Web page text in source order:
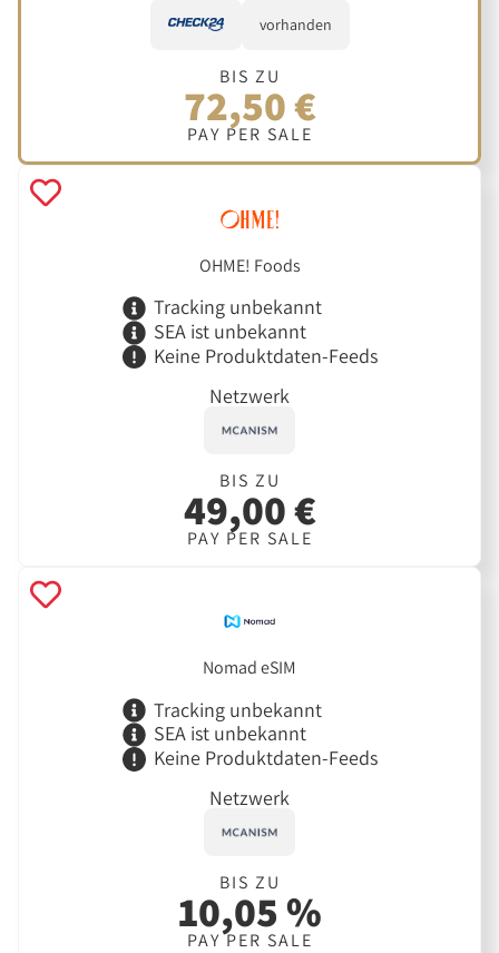
vorhanden
BIS ZU
72,50 €
PAY PER SALE
OHME! Foods
Tracking unbekannt
SEA ist unbekannt
Keine Produktdaten-Feeds
Netzwerk
BIS ZU
49,00 €
PAY PER SALE
Nomad eSIM
Tracking unbekannt
SEA ist unbekannt
Keine Produktdaten-Feeds
Netzwerk
BIS ZU
10,05 %
PAY PER SALE